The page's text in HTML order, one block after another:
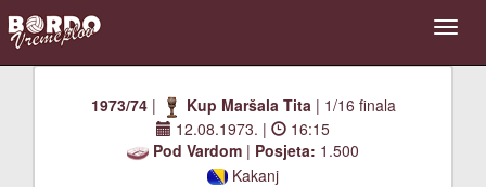
1973/74| Kup Maršala Tita| 1/16 finala
12.08.1973. |
16:15
Pod Vardom | Posjeta: 1.500
Kakanj